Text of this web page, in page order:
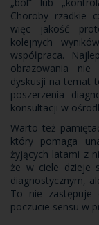
„ból” lub
Choroby rzadkie
więc jakość
kolejnych
współpraca.
obrazowania
dyskusji na temat
poszerzenia
konsultacji w
Warto też
który pomaga
żyjących latami z
że w ciele dzieje
diagnostycznym,
To nie zastępuje
poczucie sensu w